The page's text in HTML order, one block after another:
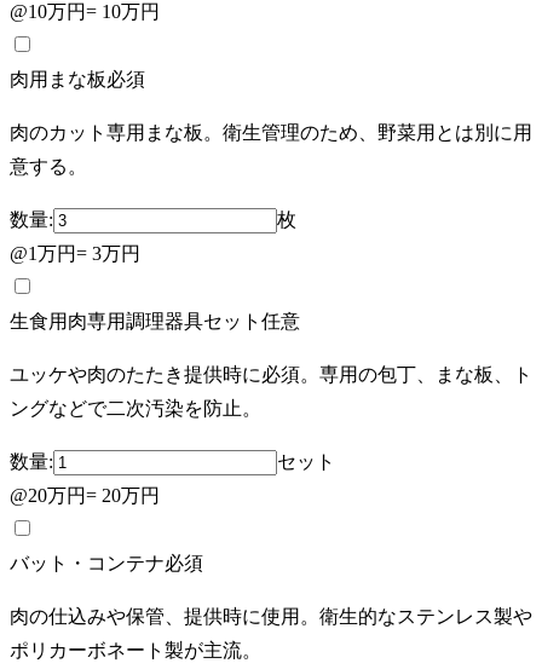
@10万円= 10万円
肉用まな板必須
肉のカット専用まな板。衛生管理のため、野菜用とは別に用
意する。
数量:
枚
@1万円= 3万円
生食用肉専用調理器具セット 任意
ユッケや肉のたたき提供時に必須。専用の包丁、まな板、ト
ングなどで二次汚染を防止。
数量:
セット
@20万円= 20万円
バット・コンテナ必須
肉の仕込みや保管、提供時に使用。衛生的なステンレス製や
ポリカーボネート製が主流。